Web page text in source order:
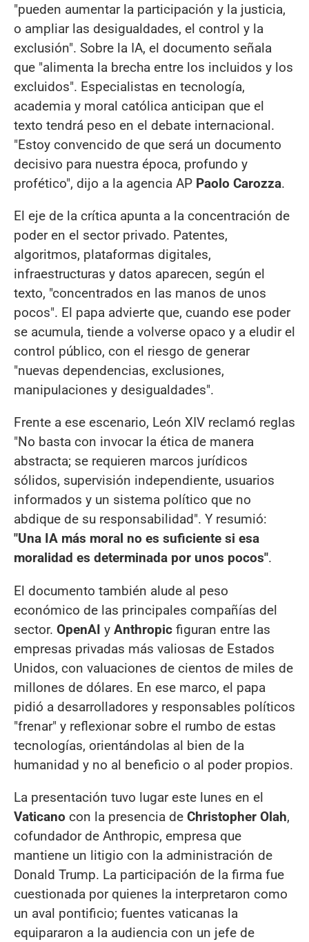
"pueden aumentar la participación y la justicia,
o ampliar las desigualdades, el control y la
exclusión". Sobre la IA, el documento señala
que "alimenta la brecha entre los incluidos y los
excluidos". Especialistas en tecnología,
academia y moral católica anticipan que el
texto tendrá peso en el debate internacional.
"Estoy convencido de que será un documento
decisivo para nuestra época, profundo y
profético", dijo a la agencia AP Paolo Carozza.
El eje de la crítica apunta a la concentración de
poder en el sector privado. Patentes,
algoritmos, plataformas digitales,
infraestructuras y datos aparecen, según el
texto, "concentrados en las manos de unos
pocos". El papa advierte que, cuando ese poder
se acumula, tiende a volverse opaco y a eludir el
control público, con el riesgo de generar
"nuevas dependencias, exclusiones,
manipulaciones y desigualdades".
Frente a ese escenario, León XIV reclamó reglas
"No basta con invocar la ética de manera
abstracta; se requieren marcos jurídicos
sólidos, supervisión independiente, usuarios
informados y un sistema político que no
abdique de su responsabilidad". Y resumió:
"Una IA más moral no es suficiente si esa
moralidad es determinada por unos pocos".
El documento también alude al peso
económico de las principales compañías del
sector. OpenAI y Anthropic figuran entre las
empresas privadas más valiosas de Estados
Unidos, con valuaciones de cientos de miles de
millones de dólares. En ese marco, el papa
pidió a desarrolladores y responsables políticos
"frenar" y reflexionar sobre el rumbo de estas
tecnologías, orientándolas al bien de la
humanidad y no al beneficio o al poder propios.
La presentación tuvo lugar este lunes en el
Vaticano con la presencia de Christopher Olah,
cofundador de Anthropic, empresa que
mantiene un litigio con la administración de
Donald Trump. La participación de la firma fue
cuestionada por quienes la interpretaron como
un aval pontificio; fuentes vaticanas la
equipararon a la audiencia con un jefe de